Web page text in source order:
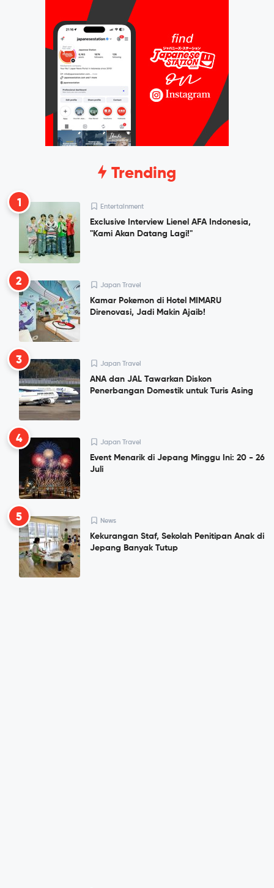
Trending
1 Entertainment
Exclusive Interview Lienel AFA Indonesia,
"Kami Akan Datang Lagi!"
2 Japan Travel
Kamar Pokemon di Hotel MIMARU
Direnovasi, Jadi Makin Ajaib!
3 Japan Travel
ANA dan JAL Tawarkan Diskon
Penerbangan Domestik untuk Turis Asing
4 Japan Travel
Event Menarik di Jepang Minggu Ini: 20 - 26
Juli
5 News
Kekurangan Staf, Sekolah Penitipan Anak di
Jepang Banyak Tutup